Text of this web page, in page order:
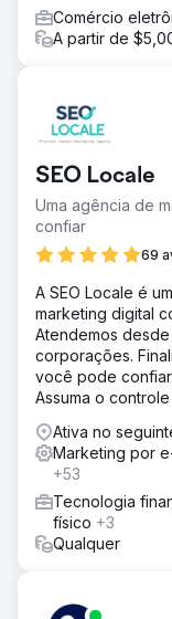
Comércio
A partir de
SEO Locale
Uma agência de
confiar
69
A SEO Locale é
marketing digital
Atendemos
corporações.
você pode
Assuma o
Ativa no
Marketing por
+53
Tecnologia
físico +3
Qualquer